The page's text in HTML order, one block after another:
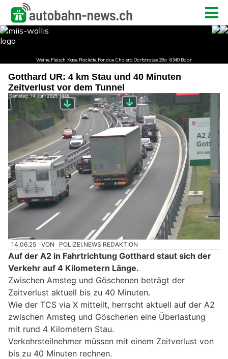
Gotthard UR: 4 km Stau und 40 Minuten
Zeitverlust vor dem Tunnel
14.06.25 VON POLIZEI.NEWS REDAKTION
Auf der A2 in Fahrtrichtung Gotthard staut sich der
Verkehr auf 4 Kilometern Länge.
Zwischen Amsteg und Göschenen beträgt der
Zeitverlust aktuell bis zu 40 Minuten.
Wie der TCS via X mitteilt, herrscht aktuell auf der A2
zwischen Amsteg und Göschenen eine Überlastung
mit rund 4 Kilometern Stau.
Verkehrsteilnehmer müssen mit einem Zeitverlust von
bis zu 40 Minuten rechnen.